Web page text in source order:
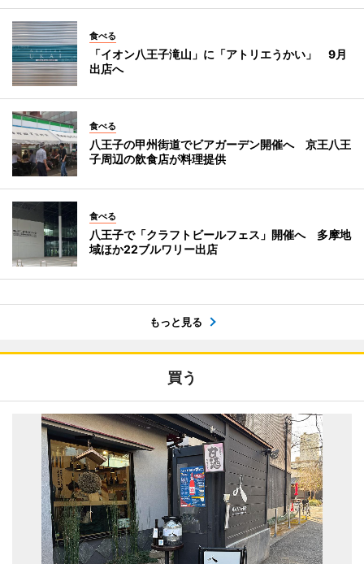
食べる
「イオン八王子滝山」に「アトリエうかい」 9月
出店へ
食べる
八王子の甲州街道でビアガーデン開催へ 京王八王
子周辺の飲食店が料理提供
食べる
八王子で「クラフトビールフェス」開催へ 多摩地
域ほか22ブルワリー出店
もっと見る
買う